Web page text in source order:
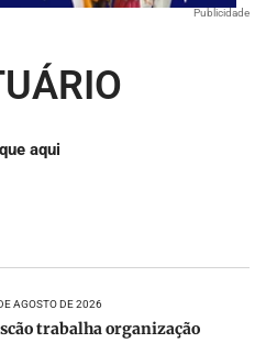
Publicidade
aqui
AGOSTO DE 2026
trabalha organização